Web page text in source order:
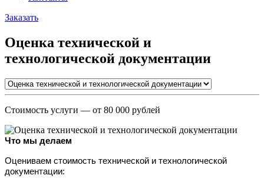
Заказать
Оценка технической и
технологической документации
Стоимость услуги — от 80 000 рублей
Что мы делаем
Оцениваем стоимость технической и технологической
документации: